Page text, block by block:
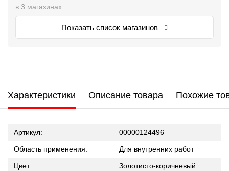
в 3 магазинах
Показать список магазинов
Характеристики Описание товара Похожие
Артикул: 00000124496
Область применения: Для внутренних работ
Цвет: Золотисто-коричневый